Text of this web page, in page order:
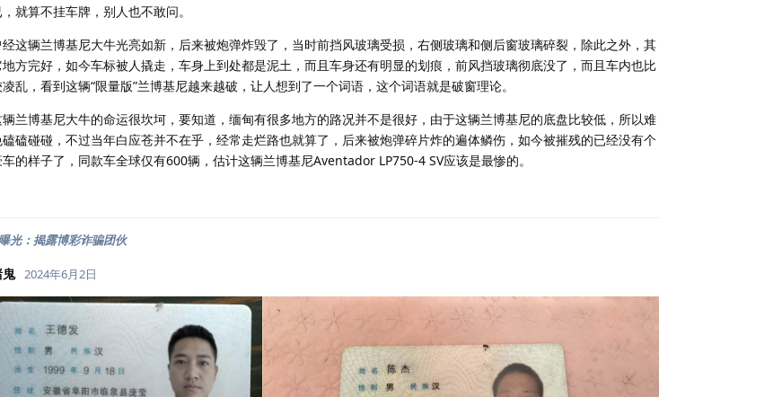
，就算不挂车牌，别人也不敢问。
经这辆兰博基尼大牛光亮如新，后来被炮弹炸毁了，当时前挡风玻璃受损，右侧玻璃和侧后窗玻璃碎裂，除此之外，其
方完好，如今车标被人撬走，车身上到处都是泥土，而且车身还有明显的划痕，前风挡玻璃彻底没了，而且车内也比
乱，看到这辆“限量版”兰博基尼越来越破，让人想到了一个词语，这个词语就是破窗理论。
兰博基尼大牛的命运很坎坷，要知道，缅甸有很多地方的路况并不是很好，由于这辆兰博基尼的底盘比较低，所以难
磕碰碰，不过当年白应苍并不在乎，经常走烂路也就算了，后来被炮弹碎片炸的遍体鳞伤，如今被摧残的已经没有个
的样子了，同款车全球仅有600辆，估计这辆兰博基尼Aventador LP750-4 SV应该是最惨的。
光：揭露博彩诈骗团伙
鬼 2024年6月2日